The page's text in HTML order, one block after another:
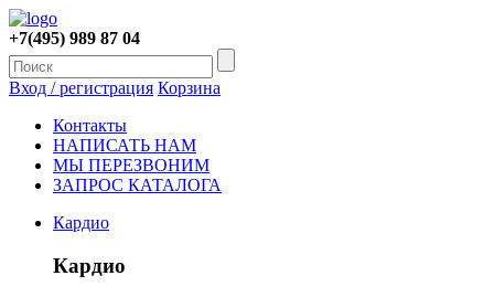
+7(495) 989 87 04
Вход / регистрация Корзина
Контакты
НАПИСАТЬ НАМ
МЫ ПЕРЕЗВОНИМ
ЗАПРОС КАТАЛОГА
Кардио
Кардио